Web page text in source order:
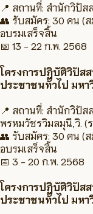
📍 สถานที่: สำนักวิปัส
👥 รับสมัคร: 30 คน (
อบรมเสร็จสิ้น
📅 13 - 22 ก.พ. 2568
โครงการปฏิบัติวิปัส
ประชาชนทั่วไป มห
📍 สถานที่: สำนักวิปัส
พรหมวัชรวิมลมุนี,วิ. (
👥 รับสมัคร: 30 คน (
อบรมเสร็จสิ้น
📅 3 - 20 ก.พ. 2568
โครงการปฏิบัติวิปัส
ประชาชนทั่วไป มห